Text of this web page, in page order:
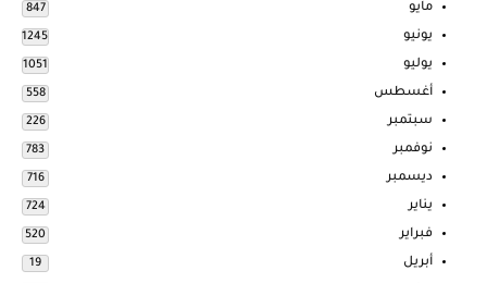
مايو 847
يونيو 1245
يوليو 1051
أغسطس 558
سبتمبر 226
نوفمبر 783
ديسمبر 716
يناير 724
فبراير 520
أبريل 19